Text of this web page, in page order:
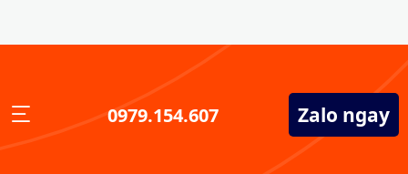
0979.154.607 Zalo ngay